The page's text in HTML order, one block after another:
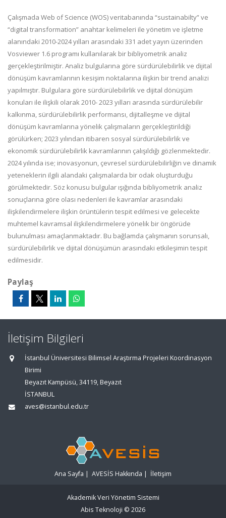
Çalışmada Web of Science (WOS) veritabanında “sustainabilty” ve
“digital transformation” anahtar kelimeleri ile yönetim ve işletme
alanındaki 2010-2024 yılları arasındaki 331 adet yayın üzerinden
Vosviewer 1.6 programı kullanılarak bir bibliyometrik analiz
gerçekleştirilmiştir. Analiz bulgularına göre sürdürülebilirlik ve dijital
dönüşüm kavramlarının kesişim noktalarına ilişkin bir trend analizi
yapılmıştır. Bulgulara göre sürdürülebilirlik ve dijital dönüşüm
konuları ile ilişkili olarak 2010- 2023 yılları arasında sürdürülebilir
kalkınma, sürdürülebilirlik performansı, dijitalleşme ve dijital
dönüşüm kavramlarına yönelik çalışmaların gerçekleştirildiği
görülürken; 2023 yılından itibaren sosyal sürdürülebilirlik ve
ekonomik sürdürülebilirlik kavramlarının çalışıldığı gözlenmektedir.
2024 yılında ise; inovasyonun, çevresel sürdürülebilirliğin ve dinamik
yeteneklerin ilgili alandaki çalışmalarda bir odak oluşturduğu
görülmektedir. Söz konusu bulgular ışığında bibliyometrik analiz
sonuçlarına göre olası nedenleri ile kavramlar arasındaki
ilişkilendirmelere ilişkin örüntülerin tespit edilmesi ve gelecekte
muhtemel kavramsal ilişkilendirmelere yönelik bir öngörüde
bulunulması amaçlanmaktadır. Bu bağlamda çalışmanın sorunsalı,
sürdürülebilirlik ve dijital dönüşümün arasındaki etkileşimin tespit
edilmesidir.
Paylaş
İletişim Bilgileri
İstanbul Üniversitesi Bilimsel Araştırma Projeleri Koordinasyon
Birimi
Beyazıt Kampüsü, 34119, Beyazıt
İSTANBUL
aves@istanbul.edu.tr
Ana Sayfa | AVESİS Hakkında | İletişim
Akademik Veri Yönetim Sistemi
Abis Teknoloji © 2026